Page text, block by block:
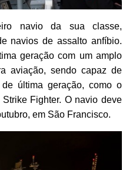
navio da sua classe,
navios de assalto anfíbio.
geração com um amplo
aviação, sendo capaz de
última geração, como o
Fighter. O navio deve
em São Francisco.